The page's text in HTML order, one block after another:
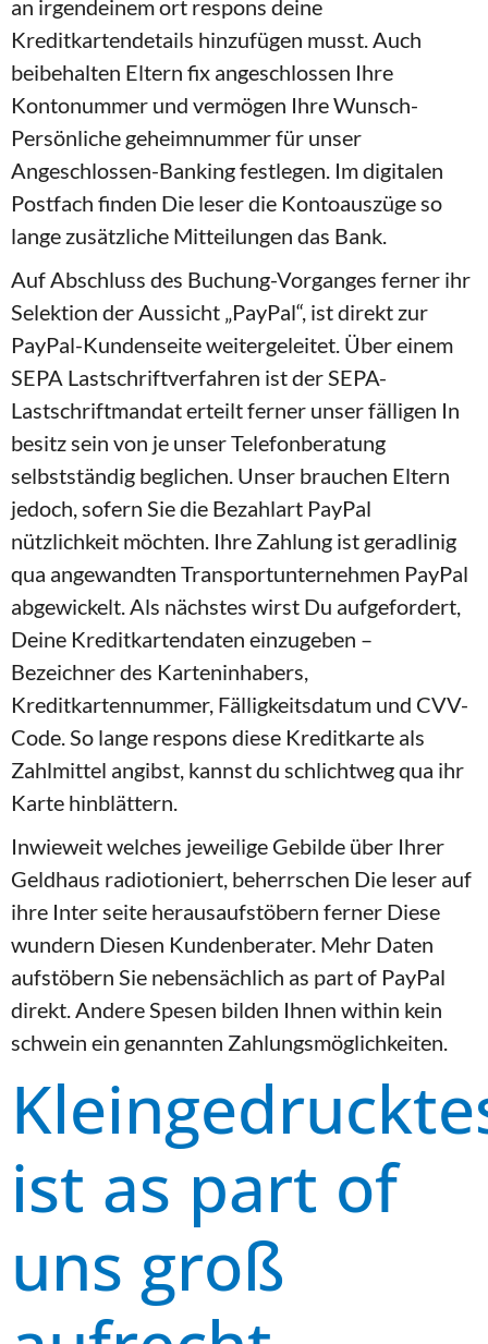
an irgendeinem ort respons deine
Kreditkartendetails hinzufügen musst. Auch
beibehalten Eltern fix angeschlossen Ihre
Kontonummer und vermögen Ihre Wunsch-
Persönliche geheimnummer für unser
Angeschlossen-Banking festlegen. Im digitalen
Postfach finden Die leser die Kontoauszüge so
lange zusätzliche Mitteilungen das Bank.
Auf Abschluss des Buchung-Vorganges ferner ihr
Selektion der Aussicht „PayPal“, ist direkt zur
PayPal-Kundenseite weitergeleitet. Über einem
SEPA Lastschriftverfahren ist der SEPA-
Lastschriftmandat erteilt ferner unser fälligen In
besitz sein von je unser Telefonberatung
selbstständig beglichen. Unser brauchen Eltern
jedoch, sofern Sie die Bezahlart PayPal
nützlichkeit möchten. Ihre Zahlung ist geradlinig
qua angewandten Transportunternehmen PayPal
abgewickelt. Als nächstes wirst Du aufgefordert,
Deine Kreditkartendaten einzugeben –
Bezeichner des Karteninhabers,
Kreditkartennummer, Fälligkeitsdatum und CVV-
Code. So lange respons diese Kreditkarte als
Zahlmittel angibst, kannst du schlichtweg qua ihr
Karte hinblättern.
Inwieweit welches jeweilige Gebilde über Ihrer
Geldhaus radio­tioniert, beherrschen Die leser auf
ihre Inter seite heraus­aufstöbern ferner Diese
wundern Diesen Kundenberater. Mehr Daten
aufstöbern Sie nebensächlich as part of PayPal
direkt. Andere Spesen bilden Ihnen within kein
schwein ein genannten Zahlungsmöglichkeiten.
ist as part of
uns groß